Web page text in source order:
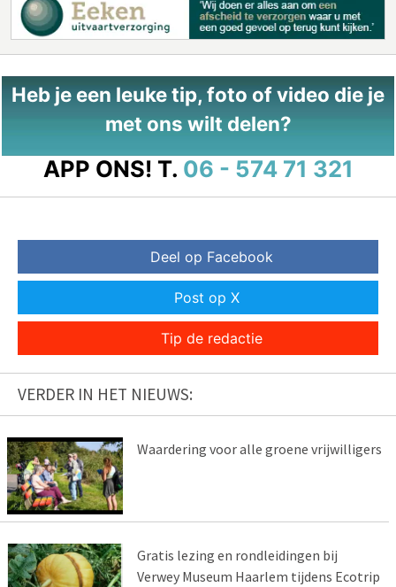
Heb je een leuke tip, foto of video die je
met ons wilt delen?
APP ONS! T. 06 - 574 71 321
Deel op Facebook
Post op X
Tip de redactie
VERDER IN HET NIEUWS:
Waardering voor alle groene vrijwilligers
Gratis lezing en rondleidingen bij
Verwey Museum Haarlem tijdens Ecotrip